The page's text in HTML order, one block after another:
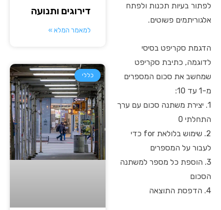
לפתור בעיות תכנות ולפתח
אלגוריתמים פשוטים.
הדגמת סקריפט בסיסי
לדוגמה, כתיבת סקריפט
שמחשב את סכום המספרים
מ-1 עד 10:
1. יצירת משתנה סכום עם ערך
התחלתי 0
2. שימוש בלולאת for כדי
לעבור על המספרים
3. הוספת כל מספר למשתנה
הסכום
4. הדפסת התוצאה
דירוגים ותנועה
למאמר המלא »
כללי